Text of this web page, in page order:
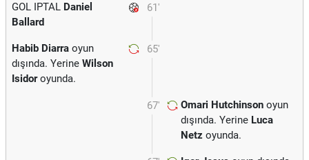
61'
GOL IPTAL Daniel
Ballard
65'
Habib Diarra oyun
dışında. Yerine Wilson
Isidoroyunda.
67' Omari Hutchinson oyun
dışında. Yerine Luca
Netz oyunda.